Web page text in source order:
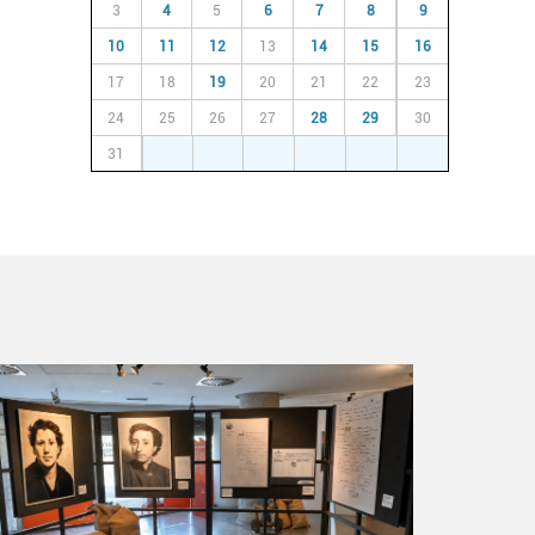
3 4 5 6 7 8 9
10 11 12 13 14 15 16
17 18 19 20 21 22 23
24 25 26 27 28 29 30
31